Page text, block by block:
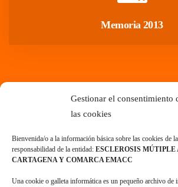
Gestionar el consentimiento
las cookie
Bienvenida/o a la información básica sobre las cookies de
responsabilidad de la entidad: ESCLEROSIS
CARTAGENA Y COMARCA EMACC
Una cookie o galleta informática es un pequeño archivo de
Memoria 2013
Auditoría